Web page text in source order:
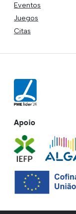
Eventos
Juegos
Citas
Apoio